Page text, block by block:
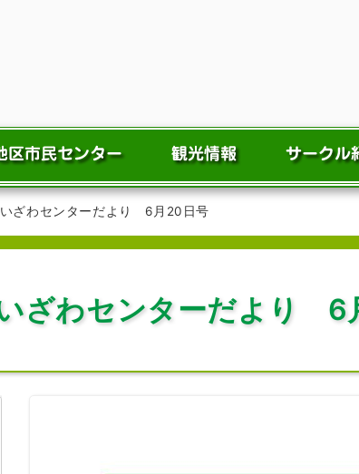
ざわセンターだより 6月20日号
ざわセンターだより 6